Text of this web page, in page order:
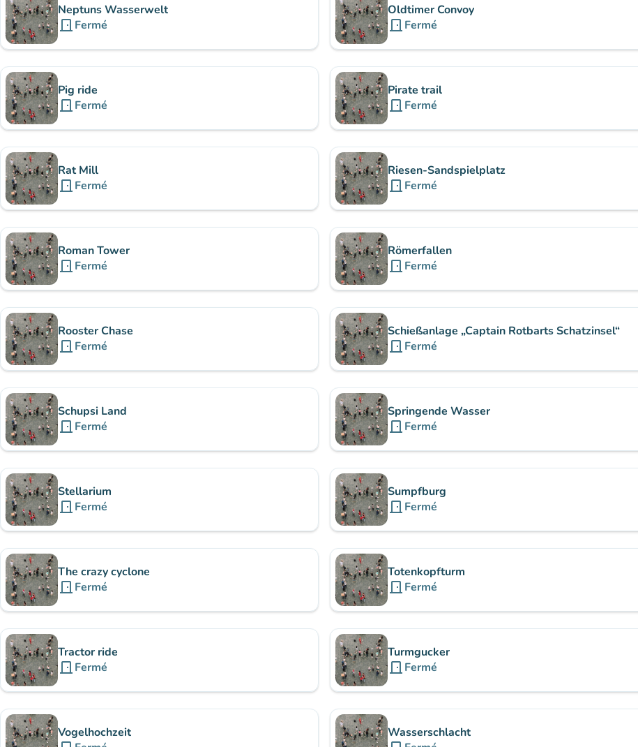
Neptuns Wasserwelt
door_front Fermé
Oldtimer Convoy
door_front Fermé
Pig ride
door_front Fermé
Pirate trail
door_front Fermé
Rat Mill
door_front Fermé
Riesen-Sandspielplatz
door_front Fermé
Roman Tower
door_front Fermé
Römerfallen
door_front Fermé
Rooster Chase
door_front Fermé
Schießanlage „Captain Rotbarts Schatzinsel“
door_front Fermé
Schupsi Land
door_front Fermé
Springende Wasser
door_front Fermé
Stellarium
door_front Fermé
Sumpfburg
door_front Fermé
The crazy cyclone
door_front Fermé
Totenkopfturm
door_front Fermé
Tractor ride
door_front Fermé
Turmgucker
door_front Fermé
Vogelhochzeit Wasserschlacht